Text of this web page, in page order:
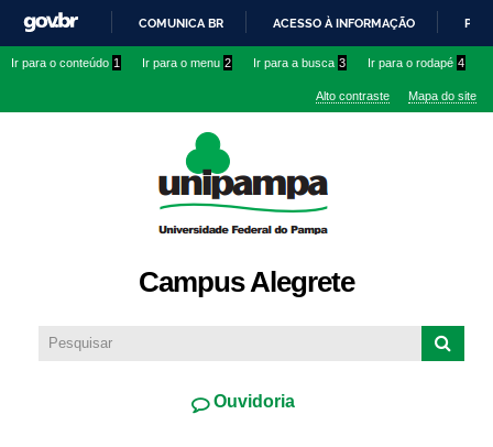
conteúdo
IR
O
COMUNICA BR ACESSO À INFORMAÇÃO
Ir para o conteúdo 1 Ir para o menu 2 Ir para a busca 3 Ir para o rodapé 4
Alto contraste Mapa do site
Campus Alegrete
Ouvidoria